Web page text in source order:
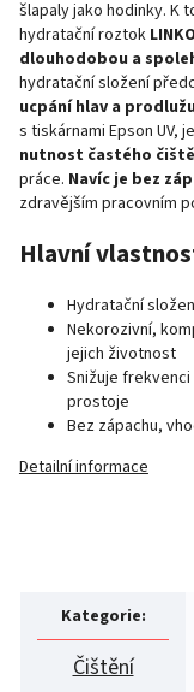
šlapaly jako hodinky. K
hydratační roztok
dlouhodobou a
hydratační složení
ucpání hlav a
s tiskárnami Epson UV,
nutnost častého
práce. Navíc je bez
zdravějším pracovním
Hlavní
Hydratační
Nekorozivní,
jejich životnost
Snižuje
prostoje
Bez zápachu,
Detailní informace
Kategorie:
Čištění